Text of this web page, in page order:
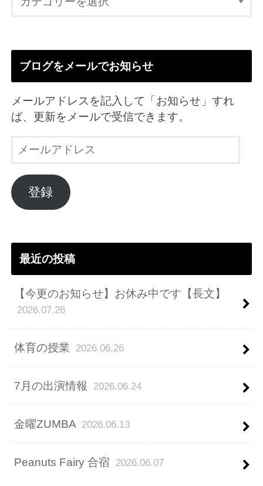
ブログをメールでお知らせ
メールアドレスを記入して「お知らせ」すれ
ば、更新をメールで受信できます。
ル
ア
ド
登録
最近の投稿
【今更のお知らせ】お休み中です【長文】
2026.07.26
体育の授業 2026.06.26
7月の出演情報 2026.06.24
金曜ZUMBA 2026.06.13
Peanuts Fairy 合宿 2026.06.07